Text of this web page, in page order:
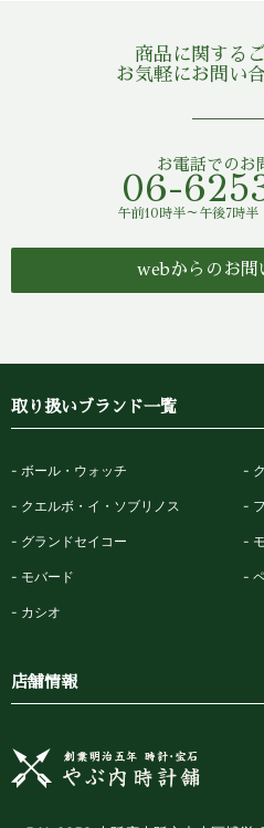
商品に関する
お気軽にお問い
お電話でのお
06-
午前10時半～午後7時半
webからのお問
取り扱いブランド一覧
ボール・ウォッチ
クエルボ・イ・ソブリノス
グランドセイコー
モバード
カシオ
店舗情報